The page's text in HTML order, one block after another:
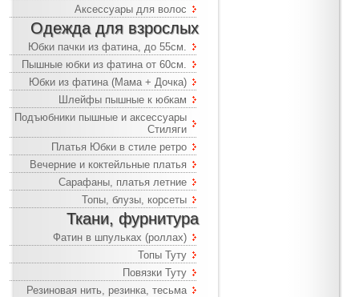
Аксессуары для волос
Одежда для взрослых
Юбки пачки из фатина, до 55см.
Пышные юбки из фатина от 60см.
Юбки из фатина (Мама + Дочка)
Шлейфы пышные к юбкам
Подъюбники пышные и аксессуары
Стиляги
Платья Юбки в стиле ретро
Вечерние и коктейльные платья
Сарафаны, платья летние
Топы, блузы, корсеты
Ткани, фурнитура
Фатин в шпульках (роллах)
Топы Туту
Повязки Туту
Резиновая нить, резинка, тесьма